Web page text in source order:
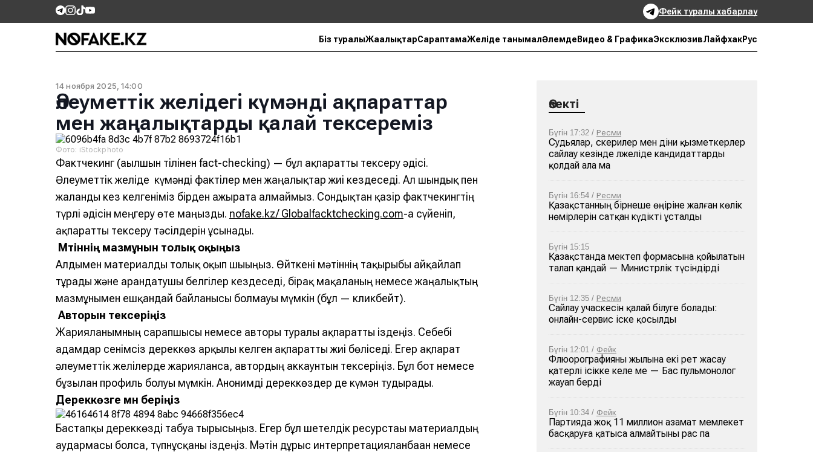
Фейк туралы хабарлау
Біз туралыЖаңалықтарСараптамаЖеліде танымалӘлемде Видео & ГрафикаЭксклюзивЛайфхакРус
14 ноября 2025, 14:00
Әлеуметтік желідегі күмәнді ақпараттар
мен жаңалықтарды қалай тексереміз
Фото: iStockphoto
Фактчекинг (ағылшын тілінен fact-checking) — бұл ақпаратты тексеру әдісі.
Әлеуметтік желіде күмәнді фактілер мен жаңалықтар жиі кездеседі. Ал шындық пен
жалғанды кез келгеніміз бірден ажырата алмаймыз. Сондықтан қазір фактчекингтің
түрлі әдісін меңгеру өте маңызды. nofake.kz/ Globalfacktchecking.com-ға сүйеніп,
ақпаратты тексеру тәсілдерін ұсынады.
Мәтіннің мазмұнын толық оқыңыз
Алдымен материалды толық оқып шығыңыз. Өйткені мәтіннің тақырыбы айқайлап
тұрады және арандатушы белгілер кездеседі, бірақ мақаланың немесе жаңалықтың
мазмұнымен ешқандай байланысы болмауы мүмкін (бұл — кликбейт).
Авторын тексеріңіз
Жарияланымның сарапшысы немесе авторы туралы ақпаратты іздеңіз. Себебі
адамдар сенімсіз дереккөз арқылы келген ақпаратты жиі бөліседі. Егер ақпарат
әлеуметтік желілерде жарияланса, автордың аккаунтын тексеріңіз. Бұл бот немесе
бұзылған профиль болуы мүмкін. Анонимді дереккөздер де күмән тудырады.
Дереккөзге мән беріңіз
Бастапқы дереккөзді табуға тырысыңыз. Егер бұл шетелдік ресурстағы материалдың
аудармасы болса, түпнұсқаны іздеңіз. Мәтін дұрыс интерпретацияланбаған немесе
Өзекті
Бүгін 17:32 / Ресми
Судьялар, әскерилер мен діни қызметкерлер
сайлау кезінде әлжеліде кандидаттарды
қолдай ала ма
Бүгін 16:54 / Ресми
Қазақстанның бірнеше өңіріне жалған көлік
нөмірлерін сатқан күдікті ұсталды
Бүгін 15:15
Қазақстанда мектеп формасына қойылатын
талап қандай — Министрлік түсіндірді
Бүгін 12:35 / Ресми
Сайлау учаскесін қалай білуге болады:
онлайн-сервис іске қосылды
Бүгін 12:01 / Фейк
Флюорографияны жылына екі рет жасау
қатерлі ісікке әкеле ме — Бас пульмонолог
жауап берді
Бүгін 10:34 / Фейк
Партияда жоқ 11 миллион азамат мемлекет
басқаруға қатыса алмайтыны рас па